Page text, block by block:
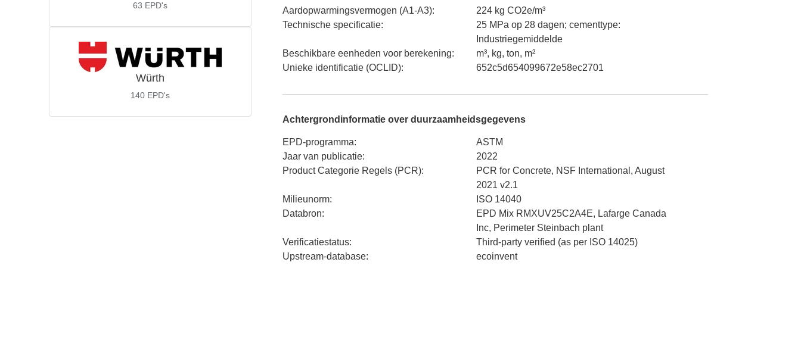
63 EPD's
Würth
140 EPD's
Aardopwarmingsvermogen (A1-A3):
224 kg CO2e/m³
Technische specificatie:
25 MPa op 28 dagen; cementtype:
Industriegemiddelde
Beschikbare eenheden voor berekening:
m³, kg, ton, m²
Unieke identificatie (OCLID): 652c5d654099672e58ec2701
Achtergrondinformatie over duurzaamheidsgegevens
EPD-programma:
ASTM
Jaar van publicatie:
2022
Product Categorie Regels (PCR):
PCR for Concrete, NSF International, August
2021 v2.1
Milieunorm:
ISO 14040
Databron:
EPD Mix RMXUV25C2A4E, Lafarge Canada
Inc, Perimeter Steinbach plant
Verificatiestatus:
Third-party verified (as per ISO 14025)
Upstream-database: ecoinvent